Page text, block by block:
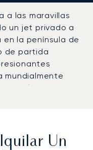
a las maravillas
un jet privado a
en la península de
de partida
mundialmente
que ofrecer.
Un